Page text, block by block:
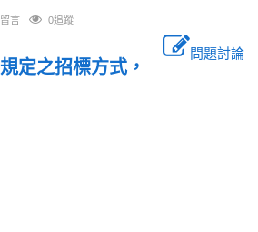
言 0追蹤
問題討論
定之招標方式，